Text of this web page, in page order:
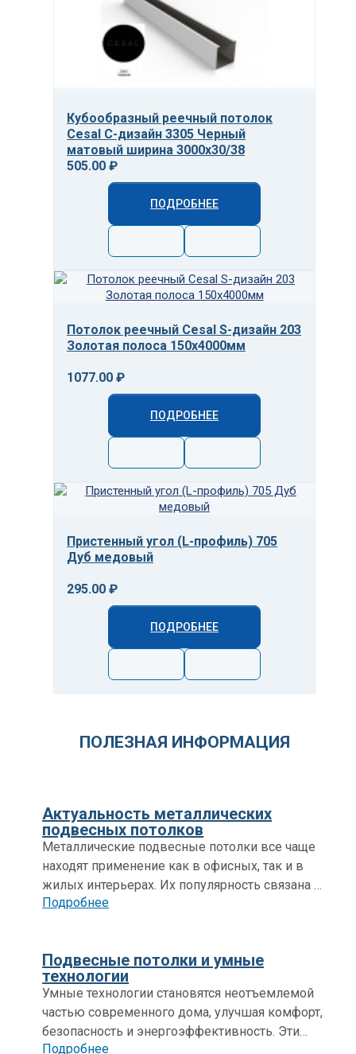
Кубообразный реечный потолок
Cesal C-дизайн 3305 Черный
матовый ширина 3000х30/38
505.00 ₽
ПОДРОБНЕЕ
Потолок реечный Cesal S-дизайн 203
Золотая полоса 150x4000мм
1077.00 ₽
ПОДРОБНЕЕ
Пристенный угол (L-профиль) 705
Дуб медовый
295.00 ₽
ПОДРОБНЕЕ
ПОЛЕЗНАЯ ИНФОРМАЦИЯ
Актуальность металлических
подвесных потолков
Металлические подвесные потолки все чаще
находят применение как в офисных, так и в
жилых интерьерах. Их популярность связана с
многочисленными преимуществами, которые
выбор эстетических решений.
Подробнее
Подвесные потолки и умные
технологии
Умные технологии становятся неотъемлемой
частью современного дома, улучшая комфорт,
безопасность и энергоэффективность. Эти
системы позволяют автоматизировать
Подробнее